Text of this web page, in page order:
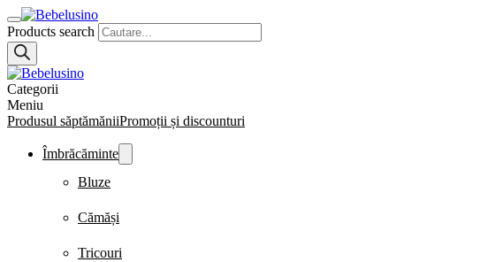
Products search
Categorii
Meniu
Produsul săptămăniiPromoții și discounturi
Îmbrăcăminte
Bluze
Cămăși
Tricouri